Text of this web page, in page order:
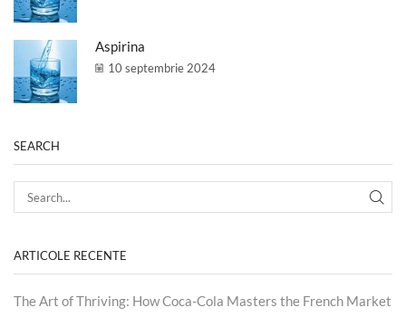
Aspirina
10 septembrie 2024
SEARCH
ARTICOLE RECENTE
The Art of Thriving: How Coca-Cola Masters the French Market